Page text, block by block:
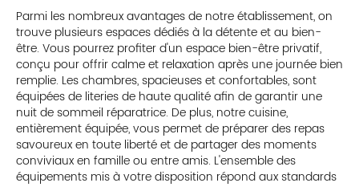
Parmi les nombreux avantages de notre établissement, on
trouve plusieurs espaces dédiés à la détente et au bien-
être. Vous pourrez profiter d'un espace bien-être privatif,
conçu pour offrir calme et relaxation après une journée bien
remplie. Les chambres, spacieuses et confortables, sont
équipées de literies de haute qualité afin de garantir une
nuit de sommeil réparatrice. De plus, notre cuisine,
entièrement équipée, vous permet de préparer des repas
savoureux en toute liberté et de partager des moments
conviviaux en famille ou entre amis. L'ensemble des
équipements mis à votre disposition répond aux standards